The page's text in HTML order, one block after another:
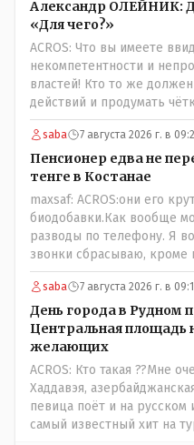
Александр ОЛЕЙНИК:
«Для чего?»
ACROS: Что вы имеете
некомпетентности и
властей! Кто то же
действий и продумать
подточил! Но тут явно
центре либо кто то из
ведущий специалист на
вместе! Пока
причинам, просто
сравнению с
решили пощупать
неизвестная в уравнении
народа! Тут бы как раз
пригодился бы!
saba 7 августа 2026 г. в
Пенсионер едва не
тенге в Костанае
maxsaf: ACROS:они его
биодобавки.Как вообще
разводы по телефону. Я
звонки сбрасываю, кроме
Один раз мне мой банк
приехал туда, в банк,
притащил к главному
один такой звонок, без
счета свои у вас
сразу в бан, по
Скам, пока не доказано
созвоны - только на
верно, я тоже так
никто не отменял! Я уже
saba 7 августа 2026 г. в
День города в Рудном
Центральная площадь
желающих
ACROS: Кто такая ??Мне
Хаддавэя,
певица поёт и на русском
самый известный хит на